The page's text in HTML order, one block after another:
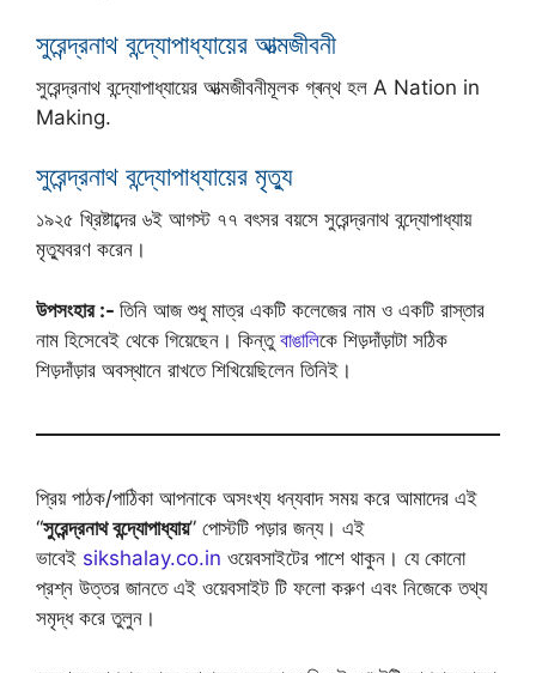
সুরেন্দ্রনাথ বন্দ্যোপাধ্যায়ের আত্মজীবনী
সুরেন্দ্রনাথ বন্দ্যোপাধ্যায়ের আত্মজীবনীমূলক গ্ৰন্থ হল A Nation in
Making.
সুরেন্দ্রনাথ বন্দ্যোপাধ্যায়ের মৃত্যু
১৯২৫ খ্রিষ্টাব্দের ৬ই আগস্ট ৭৭ বৎসর বয়সে সুরেন্দ্রনাথ বন্দ্যোপাধ্যায়
মৃত্যুবরণ করেন।
উপসংহার :- তিনি আজ শুধু মাত্র একটি কলেজের নাম ও একটি রাস্তার
নাম হিসেবেই থেকে গিয়েছেন। কিন্তু বাঙালিকে শিড়দাঁড়াটা সঠিক
শিড়দাঁড়ার অবস্থানে রাখতে শিখিয়েছিলেন তিনিই।
প্রিয় পাঠক/পাঠিকা আপনাকে অসংখ্য ধন্যবাদ সময় করে আমাদের এই
“সুরেন্দ্রনাথ বন্দ্যোপাধ্যায়” পোস্টটি পড়ার জন্য। এই
ভাবেই sikshalay.co.in ওয়েবসাইটের পাশে থাকুন। যে কোনো
প্রশ্ন উত্তর জানতে এই ওয়েবসাইট টি ফলো করুণ এবং নিজেকে তথ্য
সমৃদ্ধ করে তুলুন।